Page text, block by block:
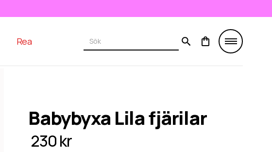
Rea
Babybyxa Lila fjärilar
230 kr